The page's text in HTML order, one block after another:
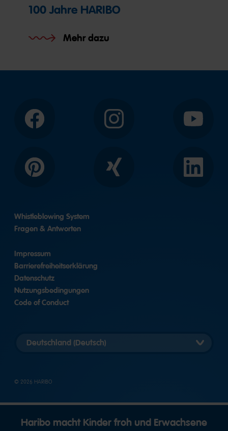
100 Jahre HARIBO
Mehr dazu
Facebook Instagram YouTube
Pinterest Xing LinkedIn
Whistleblowing System
Fragen & Antworten
Impressum
Barrierefreiheitserklärung
Datenschutz
Nutzungsbedingungen
Code of Conduct
Länderversion
auswählen
© 2026 HARIBO
Haribo macht Kinder froh und Erwachsene